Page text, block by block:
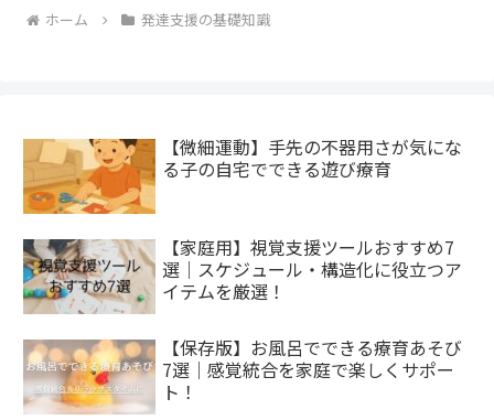
ホーム 発達支援の基礎知識
【微細運動】手先の不器用さが気にな
る子の自宅でできる遊び療育
【家庭用】視覚支援ツールおすすめ7
選｜スケジュール・構造化に役立つア
イテムを厳選！
【保存版】お風呂でできる療育あそび
7選｜感覚統合を家庭で楽しくサポー
ト！